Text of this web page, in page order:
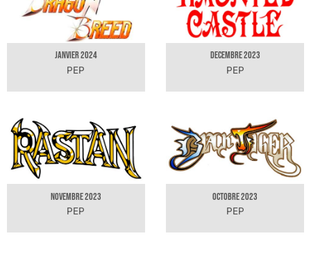
JANVIER 2024
PEP
DECEMBRE 2023
PEP
NOVEMBRE 2023
PEP
OCTOBRE 2023
PEP